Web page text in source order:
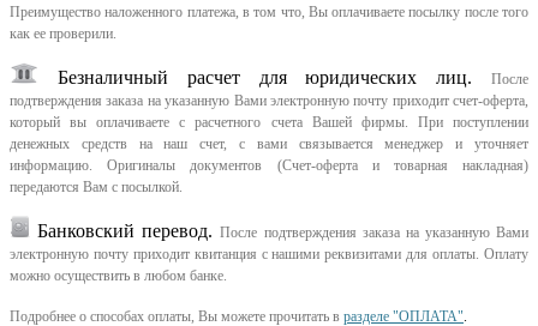
Преимущество наложенного платежа, в том что, Вы оплачиваете посылку после того
как ее проверили.
Безналичный расчет для юридических лиц.
После
подтверждения заказа на указанную Вами электронную почту приходит счет-оферта,
который вы оплачиваете с расчетного счета Вашей фирмы. При поступлении
денежных средств на наш счет, с вами связывается менеджер и уточняет
информацию. Оригиналы документов (Счет-оферта и товарная накладная)
передаются Вам с посылкой.
Банковский перевод. После подтверждения заказа на указанную Вами
электронную почту приходит квитанция с нашими реквизитами для оплаты. Оплату
можно осуществить в любом банке.
Подробнее о способах оплаты, Вы можете прочитать в разделе "ОПЛАТА"